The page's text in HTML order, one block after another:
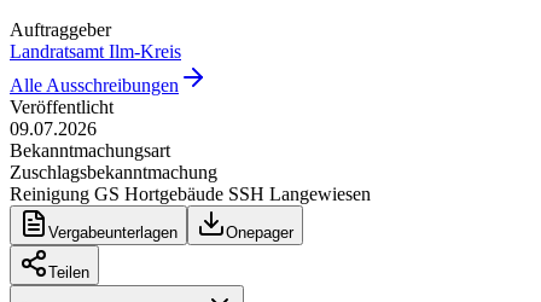
Auftraggeber
Landratsamt Ilm-Kreis
Alle Ausschreibungen
Veröffentlicht
09.07.2026
Bekanntmachungsart
Zuschlagsbekanntmachung
Reinigung GS Hortgebäude SSH Langewiesen
Vergabeunterlagen Onepager
Teilen